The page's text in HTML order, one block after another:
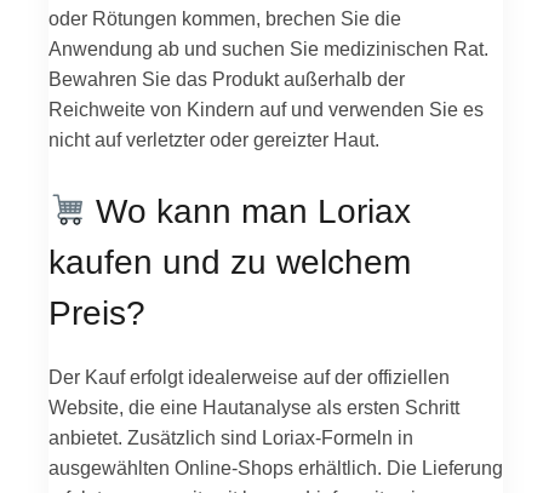
oder Rötungen kommen, brechen Sie die
Anwendung ab und suchen Sie medizinischen Rat.
Bewahren Sie das Produkt außerhalb der
Reichweite von Kindern auf und verwenden Sie es
nicht auf verletzter oder gereizter Haut.
Wo kann man Loriax
kaufen und zu welchem
Preis?
Der Kauf erfolgt idealerweise auf der offiziellen
Website, die eine Hautanalyse als ersten Schritt
anbietet. Zusätzlich sind Loriax-Formeln in
ausgewählten Online-Shops erhältlich. Die Lieferung